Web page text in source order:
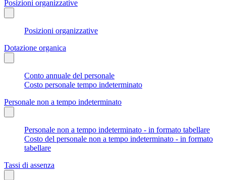
Posizioni organizzative
Posizioni organizzative
Dotazione organica
Conto annuale del personale
Costo personale tempo indeterminato
Personale non a tempo indeterminato
Personale non a tempo indeterminato - in formato tabellare
Costo del personale non a tempo indeterminato - in formato
tabellare
Tassi di assenza